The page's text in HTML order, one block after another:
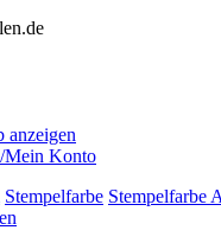
anzeigen
Mein Konto
Stempelfarbe Stempelfarbe